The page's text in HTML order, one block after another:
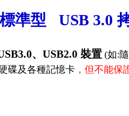
準型 USB 3.0
、USB2.0 裝置 (如:
碟及各種記憶卡 ，但不能保